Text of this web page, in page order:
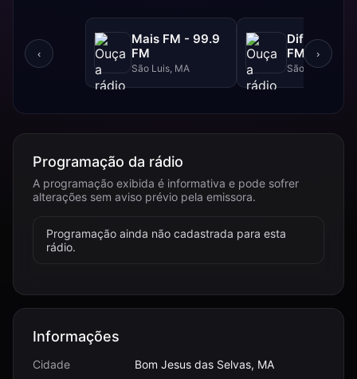
‹
Mais FM - 99.9
FM
São Luis, MA
Difusora -
FM
São Luís, MA
›
Programação da rádio
A programação exibida é informativa e pode sofrer
alterações sem aviso prévio pela emissora.
Programação ainda não cadastrada para esta
rádio.
Informações
Cidade
Bom Jesus das Selvas, MA